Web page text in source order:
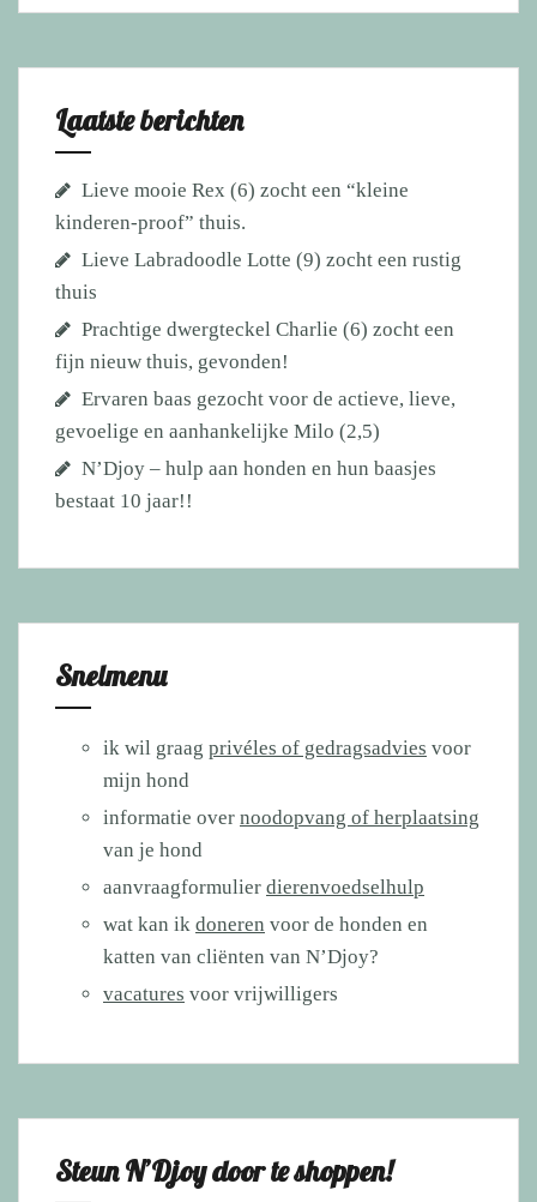
Laatste berichten
Lieve mooie Rex (6) zocht een “kleine
kinderen-proof” thuis.
Lieve Labradoodle Lotte (9) zocht een rustig
thuis
Prachtige dwergteckel Charlie (6) zocht een
fijn nieuw thuis, gevonden!
Ervaren baas gezocht voor de actieve, lieve,
gevoelige en aanhankelijke Milo (2,5)
N’Djoy – hulp aan honden en hun baasjes
bestaat 10 jaar!!
Snelmenu
ik wil graag privéles of gedragsadvies voor
mijn hond
informatie over noodopvang of herplaatsing
van je hond
aanvraagformulier dierenvoedselhulp
wat kan ik doneren voor de honden en
katten van cliënten van N’Djoy?
vacatures voor vrijwilligers
Steun N’Djoy door te shoppen!